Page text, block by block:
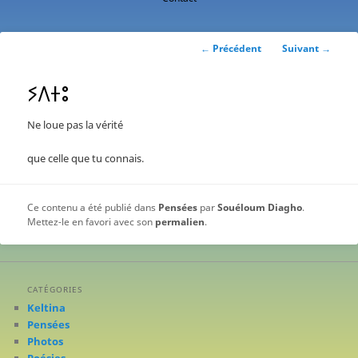
Navigation
← Précédent Suivant →
ⵢⴷⵜⵓ
Ne loue pas la vérité
que celle que tu connais.
Ce contenu a été publié dans Pensées parSouéloum Diagho.
Mettez-le en favori avec son permalien.
CATÉGORIES
Keltina
Pensées
Photos